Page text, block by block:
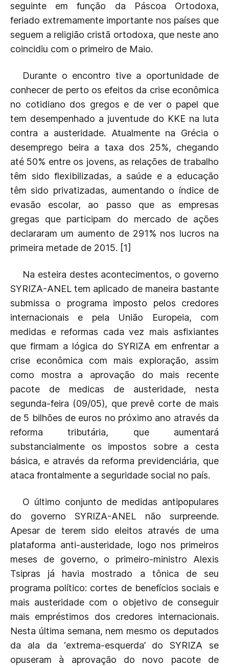
seguinte em função da Páscoa Ortodoxa,
feriado extremamente importante nos países que
seguem a religião cristã ortodoxa, que neste ano
coincidiu com o primeiro de Maio.
Durante o encontro tive a oportunidade de
conhecer de perto os efeitos da crise econômica
no cotidiano dos gregos e de ver o papel que
tem desempenhado a juventude do KKE na luta
contra a austeridade. Atualmente na Grécia o
desemprego beira a taxa dos 25%, chegando
até 50% entre os jovens, as relações de trabalho
têm sido flexibilizadas, a saúde e a educação
têm sido privatizadas, aumentando o índice de
evasão escolar, ao passo que as empresas
gregas que participam do mercado de ações
declararam um aumento de 291% nos lucros na
primeira metade de 2015. [1]
Na esteira destes acontecimentos, o governo
SYRIZA-ANEL tem aplicado de maneira bastante
submissa o programa imposto pelos credores
internacionais e pela União Europeia, com
medidas e reformas cada vez mais asfixiantes
que firmam a lógica do SYRIZA em enfrentar a
crise econômica com mais exploração, assim
como mostra a aprovação do mais recente
pacote de medicas de austeridade, nesta
segunda-feira (09/05), que prevê corte de mais
de 5 bilhões de euros no próximo ano através da
reforma tributária, que aumentará
substancialmente os impostos sobre a cesta
básica, e através da reforma previdenciária, que
ataca frontalmente a seguridade social no país.
O último conjunto de medidas antipopulares
do governo SYRIZA-ANEL não surpreende.
Apesar de terem sido eleitos através de uma
plataforma anti-austeridade, logo nos primeiros
meses de governo, o primeiro-ministro Alexis
Tsipras já havia mostrado a tônica de seu
programa político: cortes de benefícios sociais e
mais austeridade com o objetivo de conseguir
mais empréstimos dos credores internacionais.
Nesta última semana, nem mesmo os deputados
da ala da ‘extrema-esquerda’ do SYRIZA se
opuseram à aprovação do novo pacote de